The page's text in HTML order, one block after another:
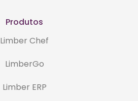
Produtos
Limber Chef
LimberGo
Limber ERP